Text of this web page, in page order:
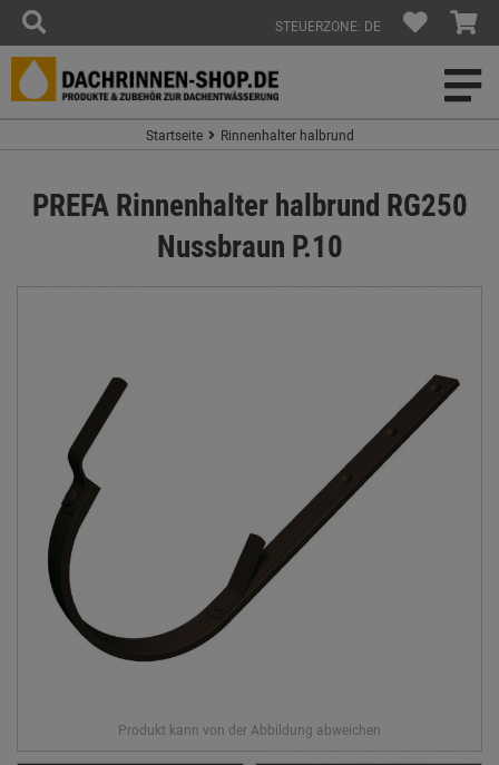
STEUERZONE: DE
Startseite Rinnenhalter halbrund
PREFA Rinnenhalter halbrund RG250
Nussbraun P.10